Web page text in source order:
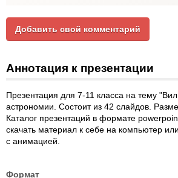
Добавить свой комментарий
Аннотация к презентации
Презентация для 7-11 класса на тему
астрономии. Состоит из 42 слайдов.
Каталог презентаций в формате
скачать материал к себе на компьютер
с анимацией.
Формат